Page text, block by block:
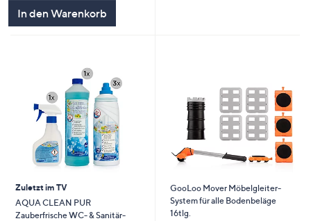
In den Warenkorb
Zuletzt im TV
AQUA CLEAN PUR
Zauberfrische WC- & Sanitär-
GooLoo Mover Möbelgleiter-
System für alle Bodenbeläge
16tlg.